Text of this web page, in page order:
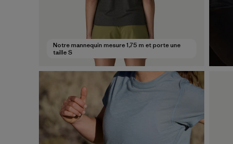
Notre mannequin mesure 1,75 m et porte une
taille S